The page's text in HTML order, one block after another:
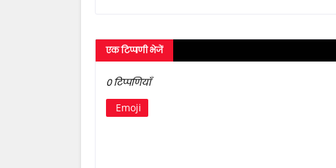
एक टिप्पणी भेजें
0 टिप्पणियाँ
Emoji